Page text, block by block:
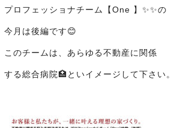
プロフェッショナチーム【One 】✨✨の
今月は後編です😊
このチームは、あらゆる不動産に関係
する総合病院🏥といイメージして下さい。